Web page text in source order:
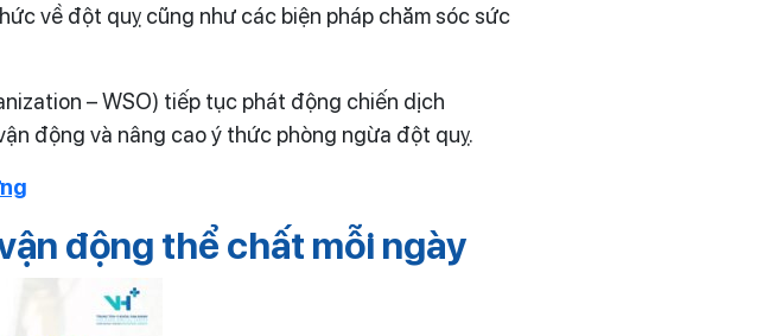
về đột quỵ cũng như các biện pháp chăm sóc sức
– WSO) tiếp tục phát động chiến dịch
động và nâng cao ý thức phòng ngừa đột quỵ.
động thể chất mỗi ngày